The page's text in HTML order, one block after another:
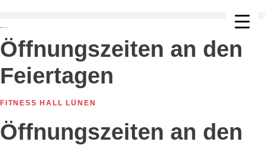
springen
Öffnungszeiten an den
Feiertagen
FITNESS HALL LÜNEN
Öffnungszeiten an den